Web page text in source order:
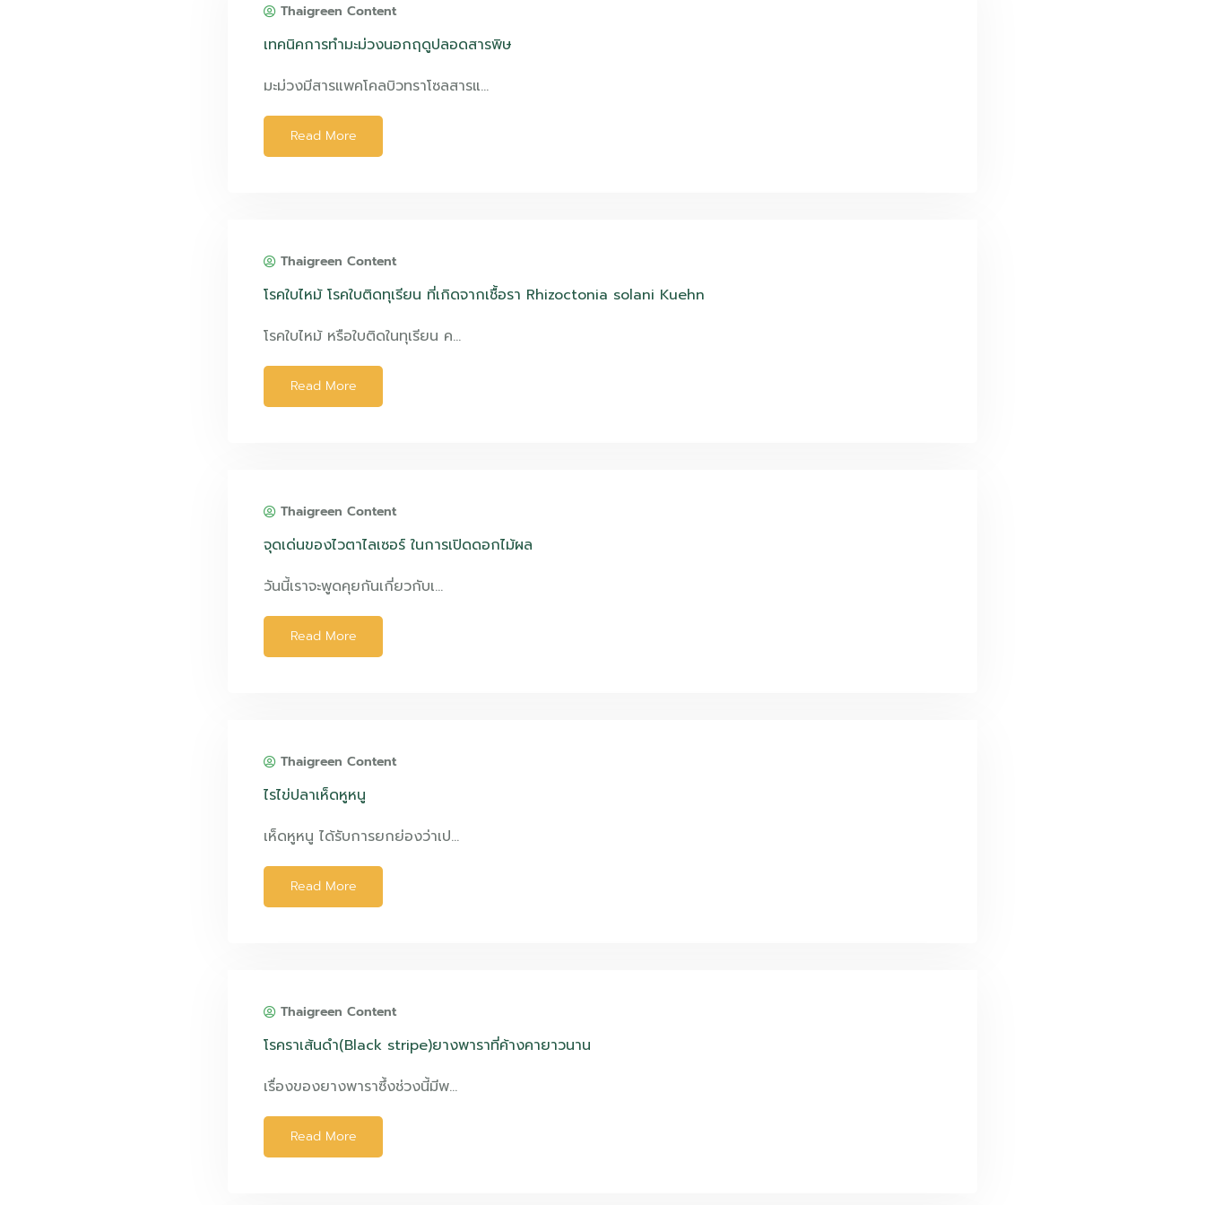
Thaigreen Content
เทคนิคการทำมะม่วงนอกฤดูปลอดสารพิษ
มะม่วงมีสารแพคโคลบิวทราโซลสารแ…
Read More
Thaigreen Content
โรคใบไหม้ โรคใบติดทุเรียน ที่เกิดจากเชื้อรา Rhizoctonia solani Kuehn
โรคใบไหม้ หรือใบติดในทุเรียน ค…
Read More
Thaigreen Content
จุดเด่นของไวตาไลเซอร์ ในการเปิดดอกไม้ผล
วันนี้เราจะพูดคุยกันเกี่ยวกับเ…
Read More
Thaigreen Content
ไรไข่ปลาเห็ดหูหนู
เห็ดหูหนู ได้รับการยกย่องว่าเป…
Read More
Thaigreen Content
โรคราเส้นดำ(Black stripe)ยางพาราที่ค้างคายาวนาน
เรื่องของยางพาราซึ้งช่วงนี้มีพ…
Read More